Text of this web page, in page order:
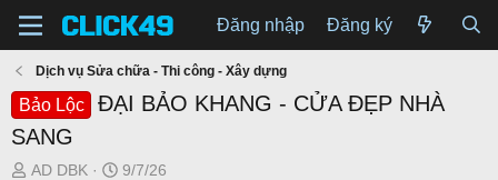
Đăng nhập Đăng ký
Dịch vụ Sửa chữa - Thi công - Xây dựng
Bảo Lộc
ĐẠI BẢO KHANG - CỬA ĐẸP NHÀ
SANG
T
AD DBK
N
9/7/26